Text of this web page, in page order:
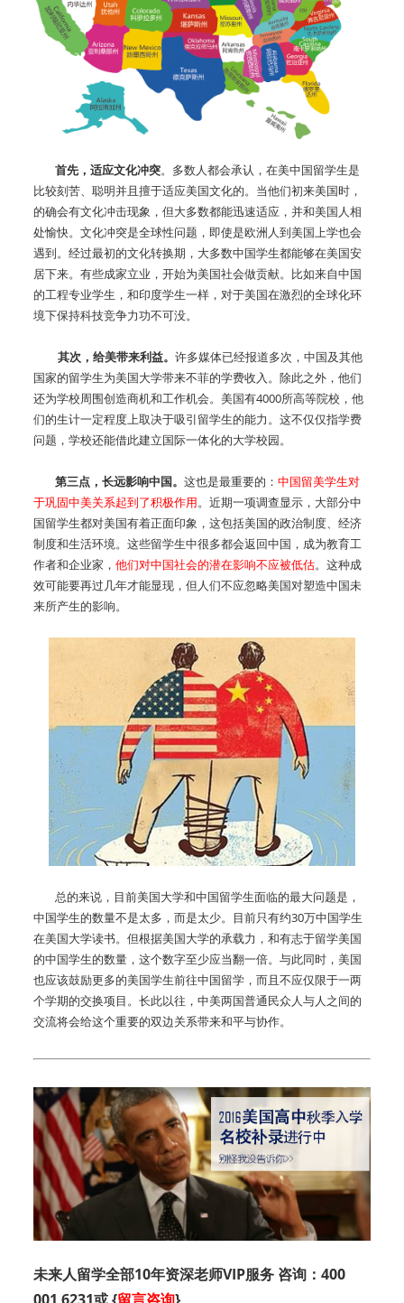
首先，适应文化冲突。多数人都会承认，在美中国留学生是
比较刻苦、聪明并且擅于适应美国文化的。当他们初来美国时，
的确会有文化冲击现象，但大多数都能迅速适应，并和美国人相
处愉快。文化冲突是全球性问题，即使是欧洲人到美国上学也会
遇到。经过最初的文化转换期，大多数中国学生都能够在美国安
居下来。有些成家立业，开始为美国社会做贡献。比如来自中国
的工程专业学生，和印度学生一样，对于美国在激烈的全球化环
境下保持科技竞争力功不可没。
其次，给美带来利益。 许多媒体已经报道多次，中国及其他
国家的留学生为美国大学带来不菲的学费收入。除此之外，他们
还为学校周围创造商机和工作机会。美国有4000所高等院校，他
们的生计一定程度上取决于吸引留学生的能力。这不仅仅指学费
问题，学校还能借此建立国际一体化的大学校园。
第三点，长远影响中国。 这也是最重要的： 中国留美学生对
于巩固中美关系起到了积极作用。近期一项调查显示，大部分中
国留学生都对美国有着正面印象，这包括美国的政治制度、经济
制度和生活环境。这些留学生中很多都会返回中国，成为教育工
作者和企业家， 他们对中国社会的潜在影响不应被低估。这种成
效可能要再过几年才能显现，但人们不应忽略美国对塑造中国未
来所产生的影响。
总的来说，目前美国大学和中国留学生面临的最大问题是，
中国学生的数量不是太多，而是太少。目前只有约30万中国学生
在美国大学读书。但根据美国大学的承载力，和有志于留学美国
的中国学生的数量，这个数字至少应当翻一倍。与此同时，美国
也应该鼓励更多的美国学生前往中国留学，而且不应仅限于一两
个学期的交换项目。长此以往，中美两国普通民众人与人之间的
交流将会给这个重要的双边关系带来和平与协作。
未来人留学全部10年资深老师VIP服务 咨询：400